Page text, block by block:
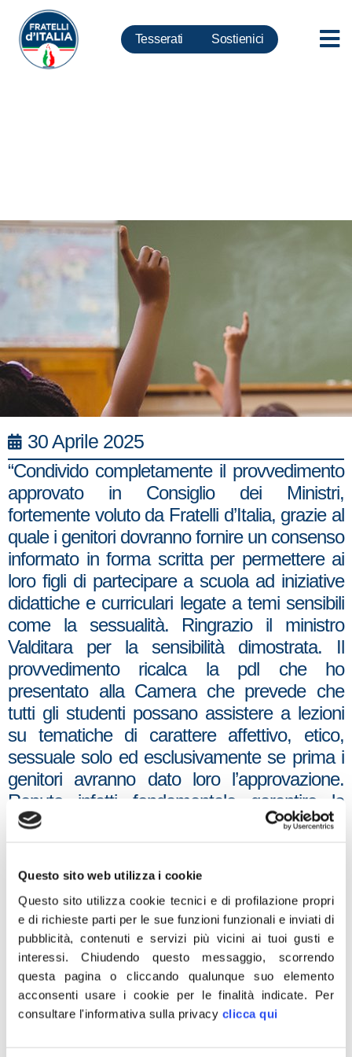
Questo sito web utilizza i cookie
Questo sito utilizza cookie tecnici e di profilazione propri
e di richieste parti per le sue funzioni funzionali e inviati di
pubblicità, contenuti e servizi più vicini ai tuoi gusti e
interessi.Chiudendo questo messaggio, scorrendo
questa pagina o cliccando qualunque suo elemento
acconsenti usare i cookie per le finalità indicate. Per
consultare l'informativa sulla privacy clicca qui
Tesserati Sostienici
30 Aprile 2025
“Condivido completamente il provvedimento
approvato in Consiglio dei Ministri,
fortemente voluto da Fratelli d’Italia, grazie al
quale i genitori dovranno fornire un consenso
informato in forma scritta per permettere ai
loro figli di partecipare a scuola ad iniziative
didattiche e curriculari legate a temi sensibili
come la sessualità. Ringrazio il ministro
Valditara per la sensibilità dimostrata. Il
provvedimento ricalca la pdl che ho
presentato alla Camera che prevede che
tutti gli studenti possano assistere a lezioni
su tematiche di carattere affettivo, etico,
sessuale solo ed esclusivamente se prima i
genitori avranno dato loro l’approvazione.
Reputo infatti fondamentale garantire la
libertà educativa delle famiglie e la massima
formativa che la scuola predispone per i
ragazzi. I genitori hanno il sacrosanto diritto
di esseri partecipi ad ogni scelta educativa e
affettiva, fatta a scuola, che riguarda i propri
figli. Grazie al governo Meloni, introduciamo
finalmente una norma di buonsenso che
tutelerà i nostri ragazzi da teorie troppo
spesso ideologiche e divisive, garantendo,